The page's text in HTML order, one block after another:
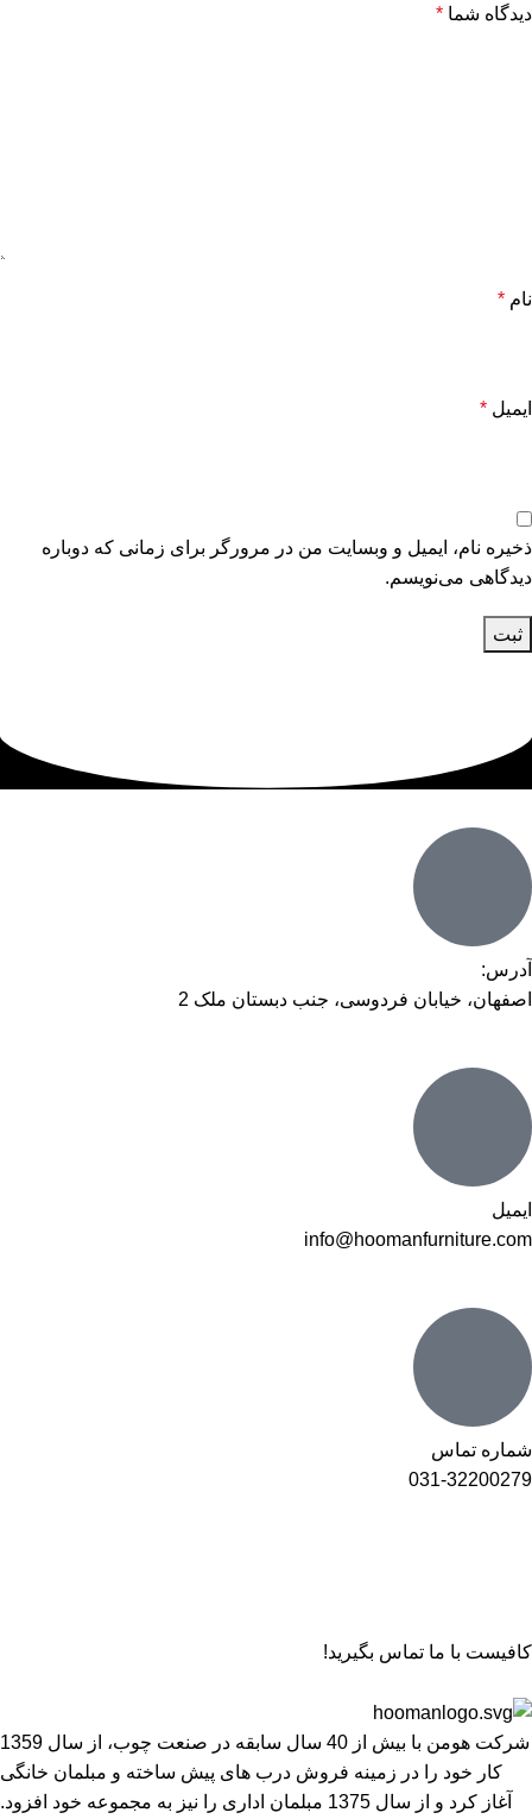
دیدگاه شما *
نام *
ایمیل *
ذخیره نام، ایمیل و وبسایت من در مرورگر برای زمانی که دوباره
دیدگاهی می‌نویسم.
آدرس:
اصفهان، خیابان فردوسی، جنب دبستان ملک 2
ایمیل
info@hoomanfurniture.com
شماره تماس
031-32200279
کافیست با ما تماس بگیرید!
شرکت هومن با بیش از 40 سال سابقه در صنعت چوب، از سال 1359
کار خود را در زمینه فروش درب های پیش ساخته و مبلمان خانگی
آغاز کرد و از سال 1375 مبلمان اداری را نیز به مجموعه خود افزود.